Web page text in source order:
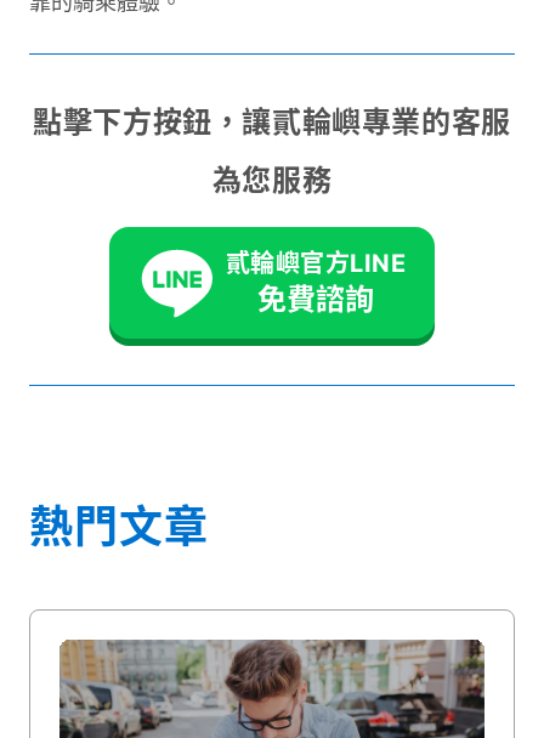
點擊下方按鈕，讓貳輪嶼專業的客服
為您服務
貳輪嶼官方LINE
免費諮詢
熱門文章